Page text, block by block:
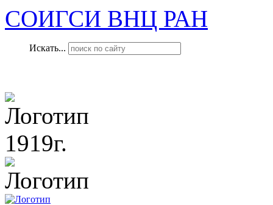
СОИГСИ ВНЦ РАН
Искать...
1919г.